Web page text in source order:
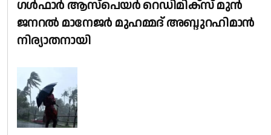
​ഗൾഫാർ ആസ്പെയർ റെഡിമിക്സ് മുൻ
ജനറൽ മാനേജർ മുഹമ്മദ് അബ്ദുറഹിമാൻ
നിര്യാതനായി